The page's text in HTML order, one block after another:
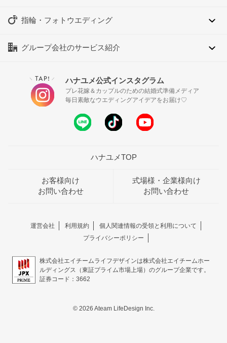
指輪・フォトウエディング
グループ会社のサービス紹介
＼ TAP! ／ ハナユメ公式インスタグラム
プレ花嫁＆カップルのための結婚式準備メディア
毎日素敵なウエディングアイデアをお届け♡
ハナユメTOP
お客様向け
お問い合わせ
式場様・企業様向け
お問い合わせ
運営会社 利用規約
個人関連情報の受領と利用について
プライバシーポリシー
株式会社エイチームライフデザインは株式会社エイチームホー
ルディングス（東証プライム市場上場）のグループ企業です。
証券コード：3662
© 2026 Ateam LifeDesign Inc.